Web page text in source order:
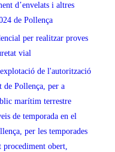
d’envelats i altres
de Pollença
per realitzar proves
vial
de l'autorització
de Pollença, per a
marítim terrestre
de temporada en el
per les temporades
obert,